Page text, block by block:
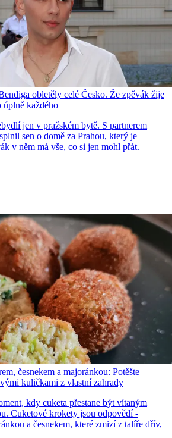
obletěly celé Česko. Že zpěvák žije
úplně každého
jen v pražském bytě. S partnerem
sen o domě za Prahou, který je
v něm má vše, co si jen mohl přát.
česnekem a majoránkou: Potěšte
kuličkami z vlastní zahrady
kdy cuketa přestane být vítaným
Cuketové krokety jsou odpovědí -
a česnekem, které zmizí z talíře dřív,